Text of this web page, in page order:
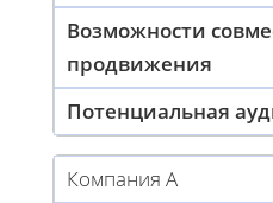
Возможности
продвижения
Потенциальная
Компания А